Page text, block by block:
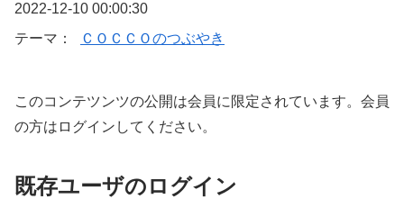
2022-12-10 00:00:30
テーマ：
ＣＯＣＣＯのつぶやき
このコンテツンツの公開は会員に限定されています。会員
の方はログインしてください。
既存ユーザのログイン